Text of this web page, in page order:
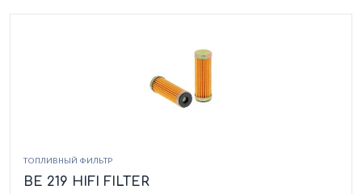
ТОПЛИВНЫЙ ФИЛЬТР
BE 219 HIFI FILTER